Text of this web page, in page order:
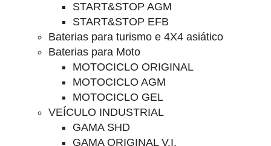
START&STOP AGM
START&STOP EFB
Baterias para turismo e 4X4 asiático
Baterias para Moto
MOTOCICLO ORIGINAL
MOTOCICLO AGM
MOTOCICLO GEL
VEÍCULO INDUSTRIAL
GAMA SHD
GAMA ORIGINAL V.I.